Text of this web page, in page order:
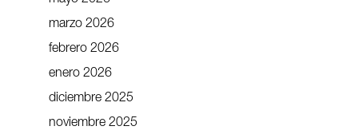
marzo 2026
febrero 2026
enero 2026
diciembre 2025
noviembre 2025